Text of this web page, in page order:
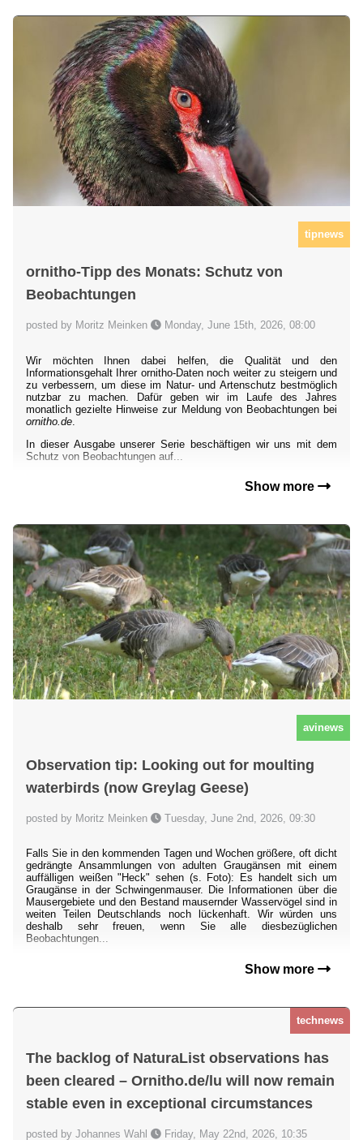
tipnews
ornitho-Tipp des Monats: Schutz von
Beobachtungen
posted by Moritz Meinken Monday, June 15th, 2026, 08:00
Wir möchten Ihnen dabei helfen, die Qualität und den
Informationsgehalt Ihrer ornitho-Daten noch weiter zu steigern und
zu verbessern, um diese im Natur- und Artenschutz bestmöglich
nutzbar zu machen. Dafür geben wir im Laufe des Jahres
monatlich gezielte Hinweise zur Meldung von Beobachtungen bei
ornitho.de
In dieser Ausgabe unserer Serie beschäftigen wir uns mit dem
Schutz von Beobachtungen auf...
Show more
avinews
Observation tip: Looking out for moulting
waterbirds (now Greylag Geese)
posted by Moritz Meinken Tuesday, June 2nd, 2026, 09:30
Falls Sie in den kommenden Tagen und Wochen größere, oft dicht
gedrängte Ansammlungen von adulten Graugänsen mit einem
auffälligen weißen "Heck" sehen (s. Foto): Es handelt sich um
Graugänse in der Schwingenmauser. Die Informationen über die
Mausergebiete und den Bestand mausernder Wasservögel sind in
weiten Teilen Deutschlands noch lückenhaft. Wir würden uns
deshalb sehr freuen, wenn Sie alle diesbezüglichen
Beobachtungen...
Show more
technews
The backlog of NaturaList observations has
been cleared – Ornitho.de/lu will now remain
stable even in exceptional circumstances
posted by Johannes Wahl Friday, May 22nd, 2026, 10:35